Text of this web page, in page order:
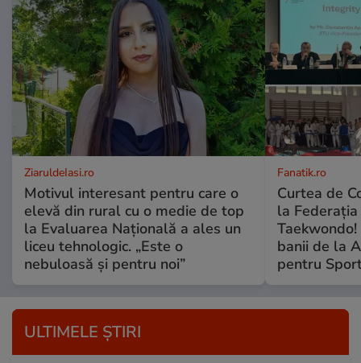
ZiaruldeIasi.ro
Motivul interesant pentru care o
elevă din rural cu o medie de top
la Evaluarea Națională a ales un
liceu tehnologic. „Este o
nebuloasă și pentru noi”
Fanatik.ro
Curtea de
la
banii de la
pentru
ULTIMELE ȘTIRI